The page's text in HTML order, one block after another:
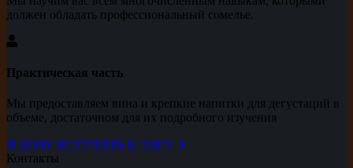
должен обладать профессиональный сомелье.
Практическая часть
Мы предоставляем вина и крепкие напитки для дегустаций в
объеме, достаточном для их подробного изучения
Я ХОЧУ ВСТУПИТЬ В ЛИГУ
Контакты